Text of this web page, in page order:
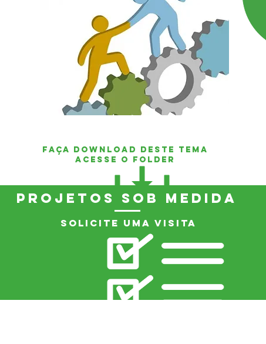
faça download deste tema
acesse o folder
Projetos sob Medida
Solicite uma Visita